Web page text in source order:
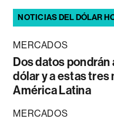
NOTICIAS DEL DÓLAR
MERCADOS
Dos datos pondrán
dólar y a estas tres
América Latina
MERCADOS